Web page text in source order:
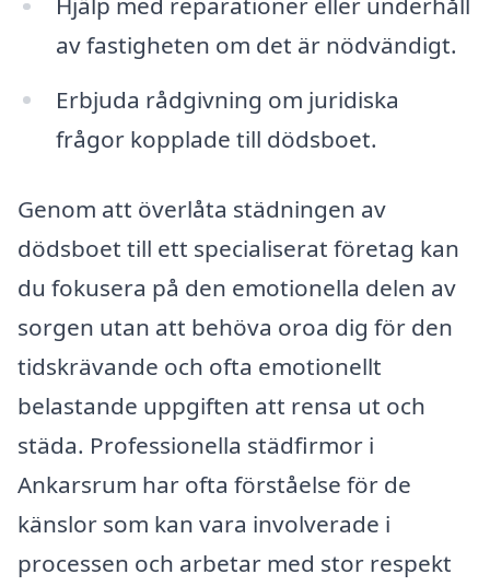
av fastigheten om det är nödvändigt.
Erbjuda rådgivning om juridiska
frågor kopplade till dödsboet.
Genom att överlåta städningen av
dödsboet till ett specialiserat företag kan
du fokusera på den emotionella delen av
sorgen utan att behöva oroa dig för den
tidskrävande och ofta emotionellt
belastande uppgiften att rensa ut och
städa. Professionella städfirmor i
Ankarsrum har ofta förståelse för de
känslor som kan vara involverade i
processen och arbetar med stor respekt